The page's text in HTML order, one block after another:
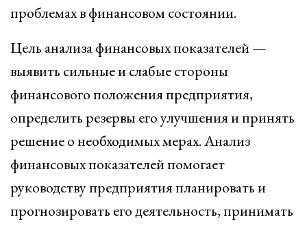
проблемах в финансовом состоянии.
Цель анализа финансовых показателей —
выявить сильные и слабые стороны
финансового положения предприятия,
определить резервы его улучшения и принять
решение о необходимых мерах. Анализ
финансовых показателей помогает
руководству предприятия планировать и
прогнозировать его деятельность, принимать